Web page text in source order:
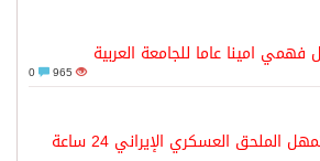
فهمي امينا عاما للجامعة العربية
965
السعودية تمهل الملحق العسكري الإيراني 24 ساعة